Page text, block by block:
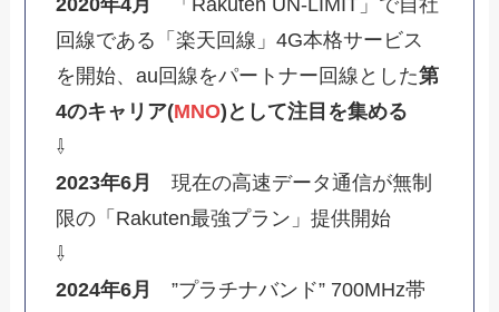
回線である「楽天回線」4G本格サービス
を開始、au回線をパートナー回線とした第
4のキャリア(MNO)として注目を集める
⇩
2023年6月現在の高速データ通信が無制
限の「Rakuten最強プラン」提供開始
⇩
2024年6月
”プラチナバンド” 700MHz帯